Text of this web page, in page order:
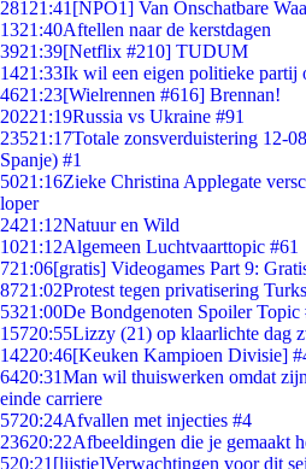
281 21:41 [NPO1] Van Onschatbare
1321:40Aftellen naar de kerstdagen
3921:39[Netflix #210] TUDUM
1421:33Ik wil een eigen politieke partij
4621:23[Wielrennen #616] Brennan!
20221:19Russia vs Ukraine #91
23521:17Totale zonsverduistering 12-
Spanje) #1
5021:16Zieke Christina Applegate
loper
2421:12Natuur en Wild
1021:12Algemeen Luchtvaarttopic #61
721:06[gratis] Videogames Part 9:
8721:02Protest tegen privatisering
5321:00De Bondgenoten Spoiler Topic
15720:55Lizzy (21) op klaarlichte dag
14220:46[Keuken Kampioen Divisie]
6420:31Man wil thuiswerken omdat
einde carriere
5720:24Afvallen met injecties #4
23620:22Afbeeldingen die je gemaakt
520:21 [lijstje]Verwachtingen voor dit